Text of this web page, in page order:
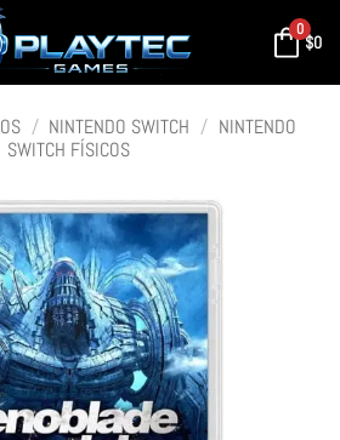
0
$0
/ NINTENDO SWITCH / NINTENDO
SWITCH FÍSICOS